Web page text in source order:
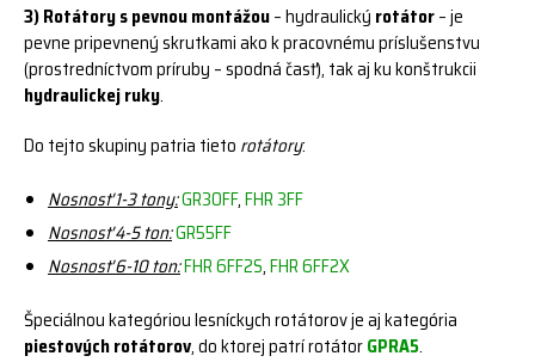
3) Rotátory s pevnou montážou– hydraulický rotátor– je
pevne pripevnený skrutkami ako k pracovnému príslušenstvu
(prostredníctvom príruby – spodná časť), tak aj ku konštrukcii
hydraulickej ruky.
Do tejto skupiny patria tieto rotátory:
Nosnosť 1-3 tony:GR30FF,FHR 3FF
Nosnosť 4-5 ton:GR55FF
Nosnosť 6-10 ton:FHR 6FF2S,FHR 6FF2X
Špeciálnou kategóriou lesníckych rotátorov je aj kategória
piestových rotátorov, do ktorej patrí rotátorGPRA5.